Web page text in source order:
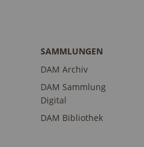
SAMMLUNGEN
DAM Archiv
DAM Sammlung
Digital
DAM Bibliothek